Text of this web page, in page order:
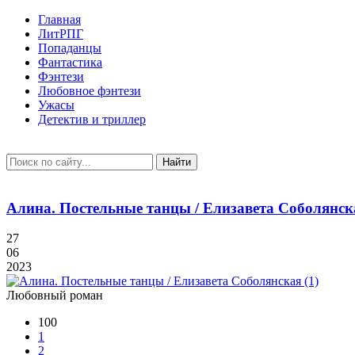
Главная
ЛитРПГ
Попаданцы
Фантастика
Фэнтези
Любовное фэнтези
Ужасы
Детектив и триллер
Найти
Алина. Постельные танцы / Елизавета
27
06
2023
Любовный роман
100
1
2